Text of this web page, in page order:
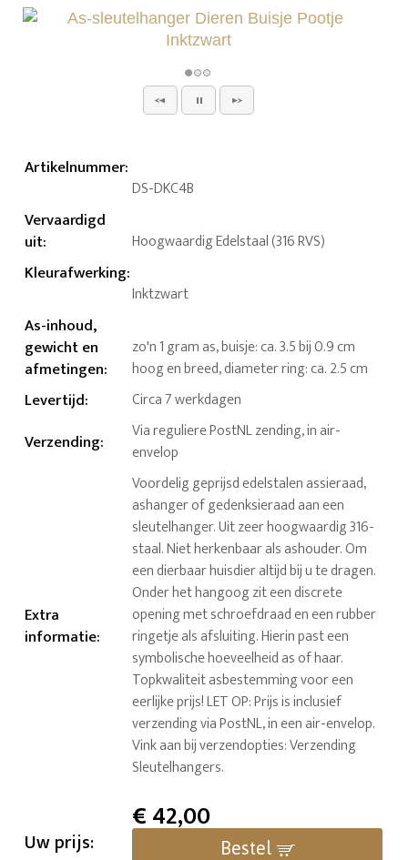
Artikelnummer:
DS-DKC4B
Vervaardigd
uit: Hoogwaardig Edelstaal (316 RVS)
Kleurafwerking:
Inktzwart
As-inhoud,
gewicht en
afmetingen:
zo'n 1 gram as, buisje: ca. 3.5 bij 0.9 cm
hoog en breed, diameter ring: ca. 2.5 cm
Levertijd: Circa 7 werkdagen
Verzending:
Via reguliere PostNL zending, in air-
envelop
Extra
informatie:
Voordelig geprijsd edelstalen assieraad,
ashanger of gedenksieraad aan een
sleutelhanger. Uit zeer hoogwaardig 316-
staal. Niet herkenbaar als ashouder. Om
een dierbaar huisdier altijd bij u te dragen.
Onder het hangoog zit een discrete
opening met schroefdraad en een rubber
ringetje als afsluiting. Hierin past een
symbolische hoeveelheid as of haar.
Topkwaliteit asbestemming voor een
eerlijke prijs! LET OP: Prijs is inclusief
verzending via PostNL, in een air-envelop.
Vink aan bij verzendopties: Verzending
Sleutelhangers.
Uw prijs:
€42,00
Bestel